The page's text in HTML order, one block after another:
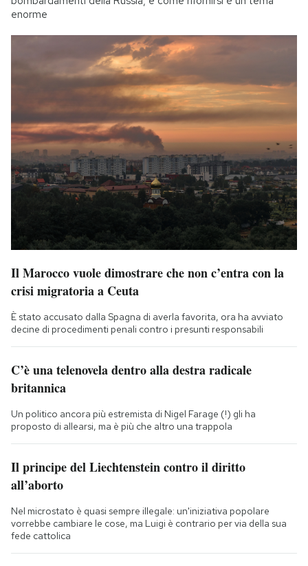
enorme
Il Marocco vuole dimostrare che non c’entra con la
crisi migratoria a Ceuta
È stato accusato dalla Spagna di averla favorita, ora ha avviato
decine di procedimenti penali contro i presunti responsabili
C’è una telenovela dentro alla destra radicale
britannica
Un politico ancora più estremista di Nigel Farage (!) gli ha
proposto di allearsi, ma è più che altro una trappola
Il principe del Liechtenstein contro il diritto
all’aborto
Nel microstato è quasi sempre illegale: un'iniziativa popolare
vorrebbe cambiare le cose, ma Luigi è contrario per via della sua
fede cattolica